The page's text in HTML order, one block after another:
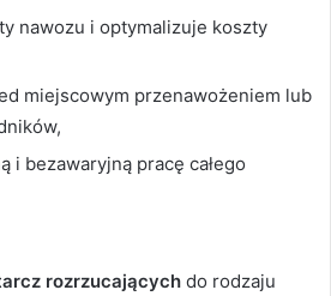
nawozu i optymalizuje koszty
miejscowym przenawożeniem lub
i bezawaryjną pracę całego
rozrzucających do rodzaju